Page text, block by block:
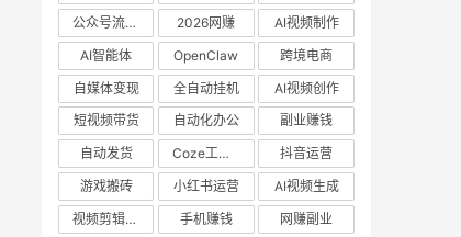
公众号流量主
2026网赚
AI视频制作
AI智能体
OpenClaw
跨境电商
自媒体变现
全自动挂机
AI视频创作
短视频带货
自动化办公
副业赚钱
自动发货
Coze工作流
抖音运营
游戏搬砖
小红书运营
AI视频生成
视频剪辑教程
手机赚钱 网赚副业